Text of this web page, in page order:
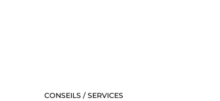
CONSEILS / SERVICES